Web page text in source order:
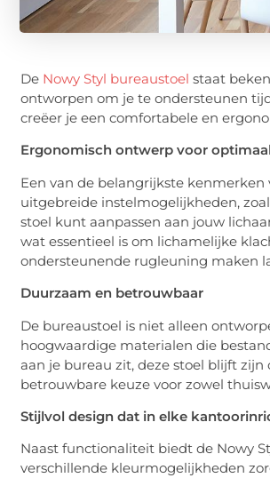
De Nowy Styl bureaustoel staat
ontworpen om je te ondersteunen
creëer je een comfortabele en
Ergonomisch ontwerp voor
Een van de belangrijkste
uitgebreide instelmogelijkheden,
stoel kunt aanpassen aan jouw
wat essentieel is om lichamelijke
ondersteunende rugleuning maken
Duurzaam en betrouwbaar
De bureaustoel is niet alleen
hoogwaardige materialen die
aan je bureau zit, deze stoel blijft
betrouwbare keuze voor zowel
Stijlvol design dat in elke
Naast functionaliteit biedt de Nowy
verschillende kleurmogelijkheden